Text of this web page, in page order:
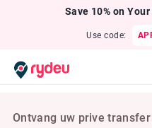
Save 10% on
Use code:
Ontvang uw prive